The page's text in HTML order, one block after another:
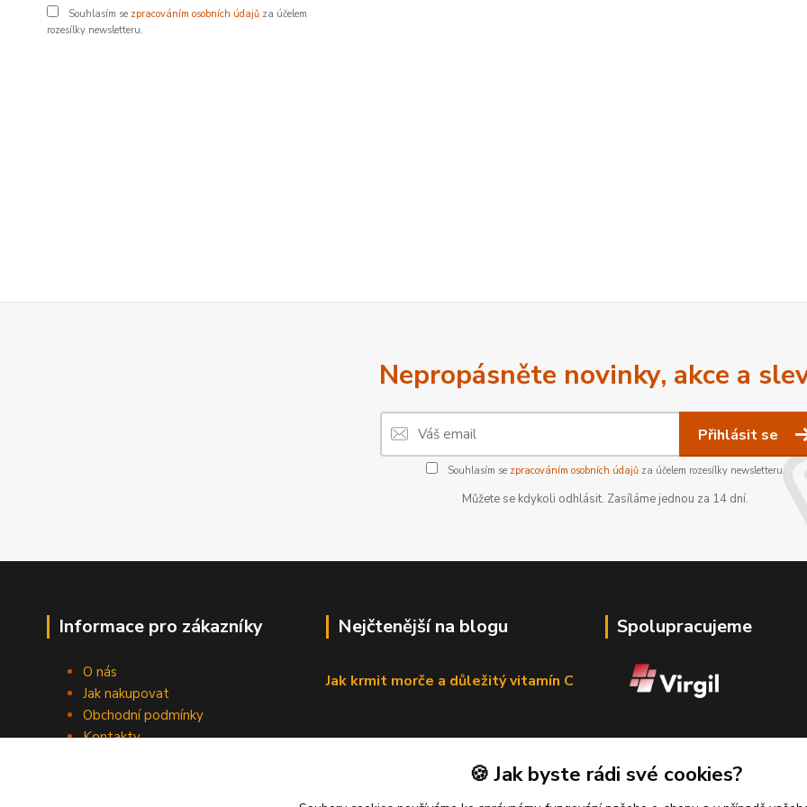
Souhlasím se zpracováním osobních údajů za účelem
rozesílky newsletteru.
Nepropásněte novinky, akce a
Přihlásit se
Souhlasím se zpracováním osobních údajůza účelem rozesílky newsletteru.
Můžete se kdykoli odhlásit. Zasíláme jednou za 14 dní.
Informace pro zákazníky
O nás
Jak nakupovat
Obchodní podmínky
Kontakty
Nejčtenější na blogu
Jak krmit morče a důležitý vitamín C
Spolupracujeme
🍪 Jak byste rádi své cookies?